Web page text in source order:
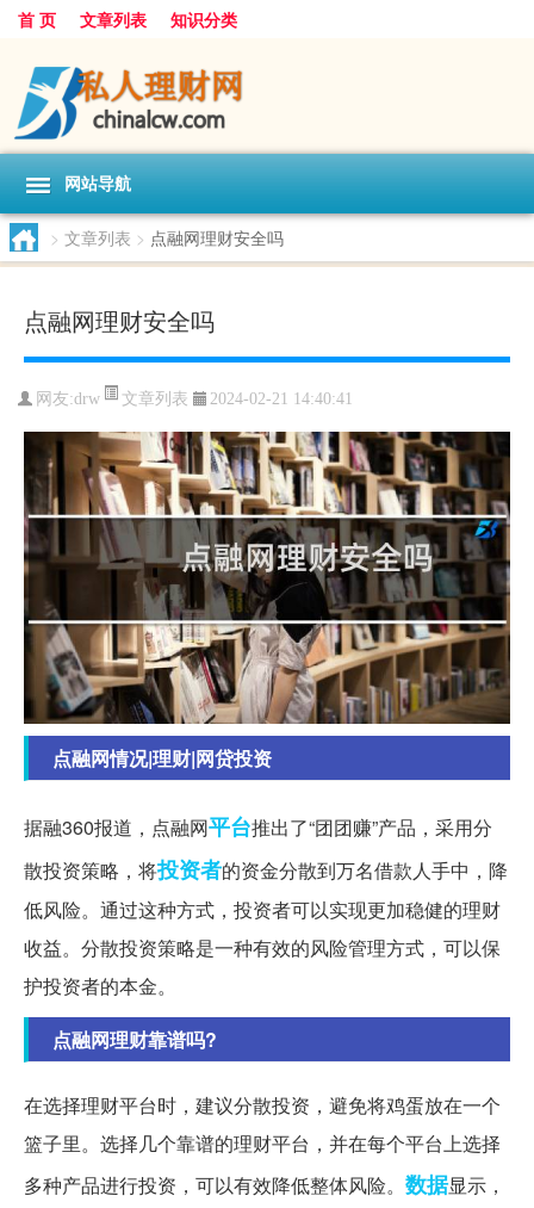
首 页 文章列表 知识分类
网站导航
> 文章列表 > 点融网理财安全吗
点融网理财安全吗
网友:drw 文章列表 2024-02-21 14:40:41
点融网情况|理财|网贷投资
据融360报道，点融网平台推出了“团团赚”产品，采用分
散投资策略，将投资者的资金分散到万名借款人手中，降
低风险。通过这种方式，投资者可以实现更加稳健的理财
收益。分散投资策略是一种有效的风险管理方式，可以保
护投资者的本金。
点融网理财靠谱吗?
在选择理财平台时，建议分散投资，避免将鸡蛋放在一个
篮子里。选择几个靠谱的理财平台，并在每个平台上选择
多种产品进行投资，可以有效降低整体风险。 数据显示，